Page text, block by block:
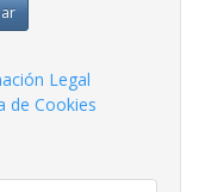
Legal
de Cookies